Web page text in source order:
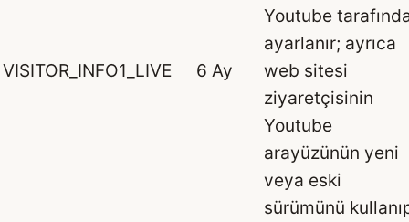
VISITOR_INFO1_LIVE 6 Ay
Youtube
ayarlanır; ayrıca
web sitesi
ziyaretçisinin
Youtube
arayüzünün yeni
veya eski
sürümünü